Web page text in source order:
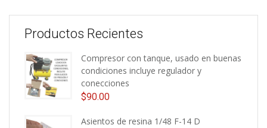
Productos Recientes
Compresor con tanque, usado en buenas
condiciones incluye regulador y
conecciones
$90.00
Asientos de resina 1/48 F-14 D